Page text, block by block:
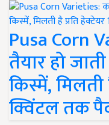
Pusa Corn
तैयार हो
किस्में, मिलती
क्विंटल तक